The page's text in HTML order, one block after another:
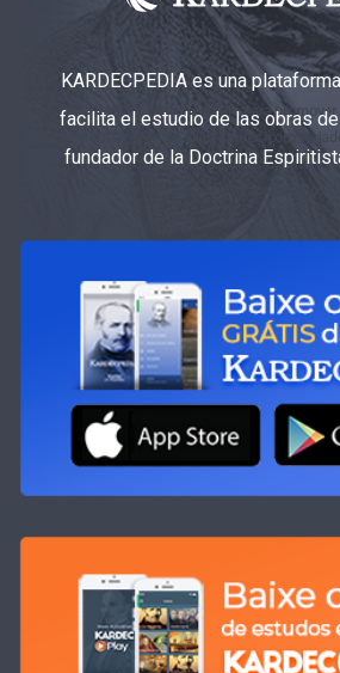
KARDECPEDIA es una
facilita el estudio de las obras
fundador de la Doctrina